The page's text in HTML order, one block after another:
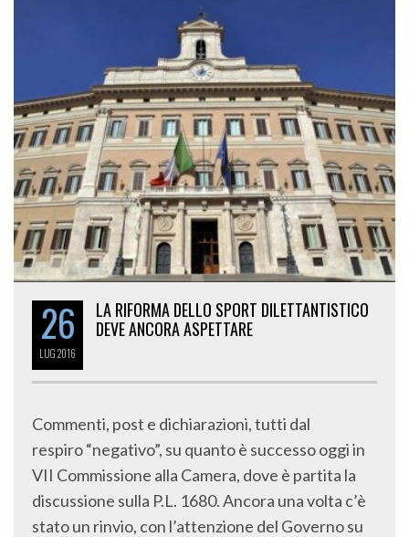
26
LUG2016
LA RIFORMA DELLO SPORT DILETTANTISTICO
DEVE ANCORA ASPETTARE
Commenti, post e dichiarazioni, tutti dal
respiro “negativo”, su quanto è successo oggi in
VII Commissione alla Camera, dove è partita la
discussione sulla P.L. 1680. Ancora una volta c’è
stato un rinvio, con l’attenzione del Governo su